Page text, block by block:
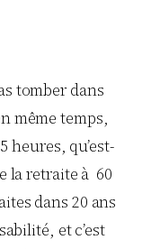
tomber dans
même temps,
heures, qu’est-
la retraite à 60
dans 20 ans
et c’est